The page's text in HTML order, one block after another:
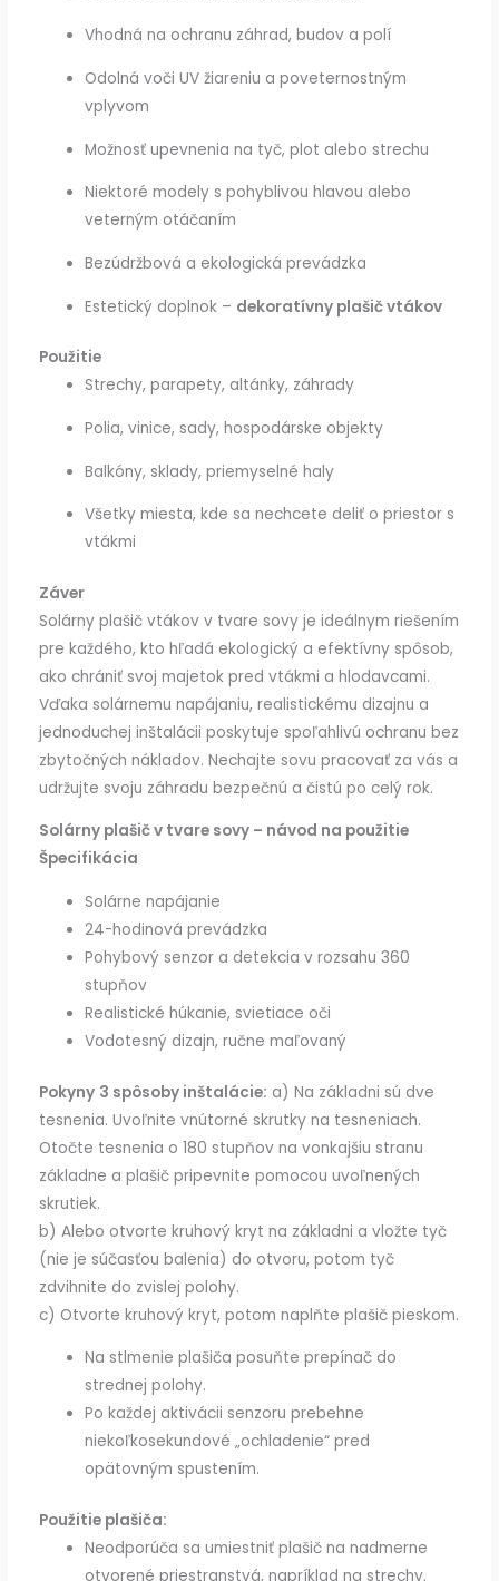
Vhodná na ochranu záhrad, budov a polí
Odolná voči UV žiareniu a poveternostným
vplyvom
Možnosť upevnenia na tyč, plot alebo strechu
Niektoré modely s pohyblivou hlavou alebo
veterným otáčaním
Bezúdržbová a ekologická prevádzka
Estetický doplnok – dekoratívny plašič vtákov
Použitie
Strechy, parapety, altánky, záhrady
Polia, vinice, sady, hospodárske objekty
Balkóny, sklady, priemyselné haly
Všetky miesta, kde sa nechcete deliť o priestor s
vtákmi
Záver
Solárny plašič vtákov v tvare sovy je ideálnym riešením
pre každého, kto hľadá ekologický a efektívny spôsob,
ako chrániť svoj majetok pred vtákmi a hlodavcami.
Vďaka solárnemu napájaniu, realistickému dizajnu a
jednoduchej inštalácii poskytuje spoľahlivú ochranu bez
zbytočných nákladov. Nechajte sovu pracovať za vás a
udržujte svoju záhradu bezpečnú a čistú po celý rok.
Solárny plašič v tvare sovy – návod na použitie
Špecifikácia
Solárne napájanie
24-hodinová prevádzka
Pohybový senzor a detekcia v rozsahu 360
stupňov
Realistické húkanie, svietiace oči
Vodotesný dizajn, ručne maľovaný
Pokyny 3 spôsoby inštalácie: a) Na základni sú dve
tesnenia. Uvoľnite vnútorné skrutky na tesneniach.
Otočte tesnenia o 180 stupňov na vonkajšiu stranu
základne a plašič pripevnite pomocou uvoľnených
skrutiek.
b) Alebo otvorte kruhový kryt na základni a vložte tyč
(nie je súčasťou balenia) do otvoru, potom tyč
zdvihnite do zvislej polohy.
c) Otvorte kruhový kryt, potom naplňte plašič pieskom.
Na stlmenie plašiča posuňte prepínač do
strednej polohy.
Po každej aktivácii senzoru prebehne
niekoľkosekundové „ochladenie“ pred
opätovným spustením.
Použitie plašiča:
Neodporúča sa umiestniť plašič na nadmerne
otvorené priestranstvá, napríklad na strechy.